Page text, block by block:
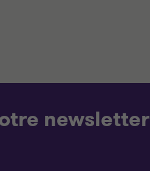
newsletter